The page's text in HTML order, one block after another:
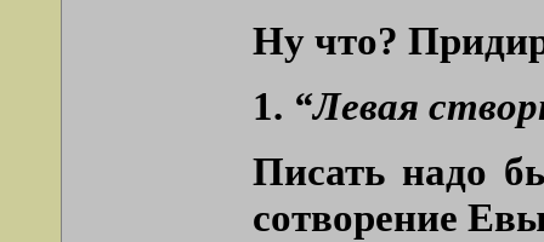
Ну что?
1. “Левая
Писать надо
сотворение